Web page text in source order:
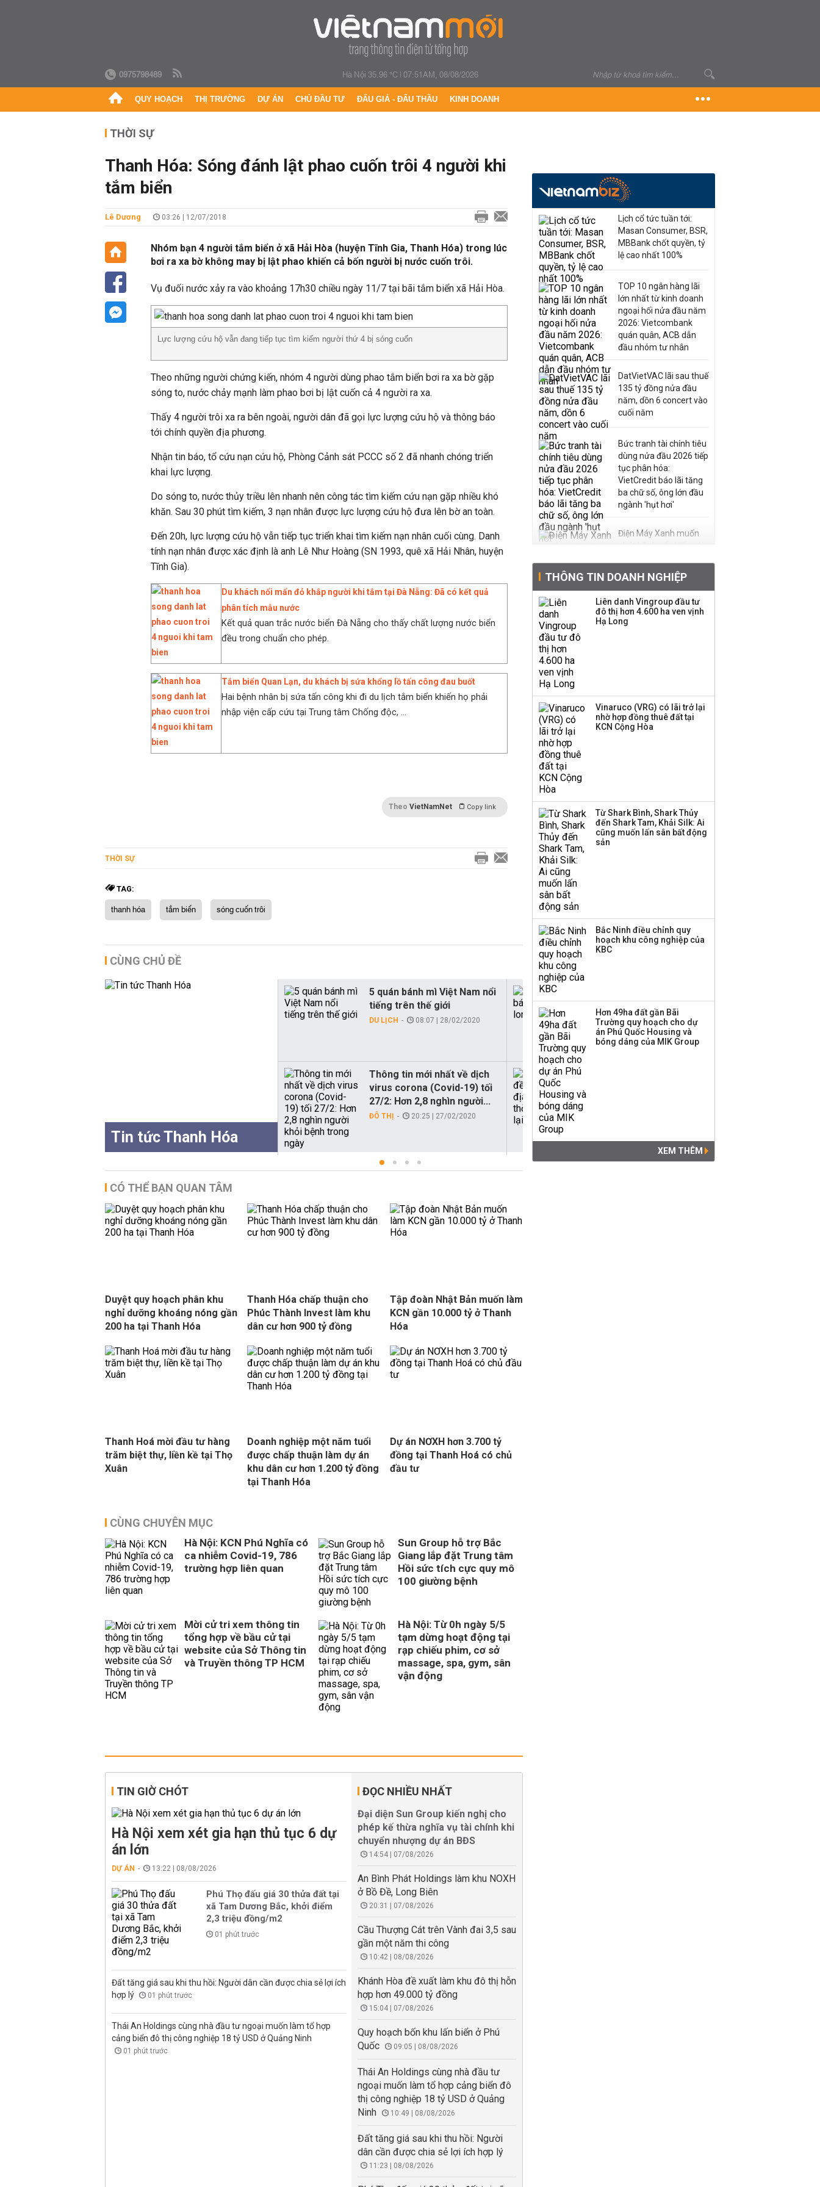
0975798489 Hà Nội 35.96 °C|07:51AM, 08/08/2026
QUY HOẠCH THỊ TRƯỜNG DỰ ÁN CHỦ ĐẦU TƯ ĐẤU GIÁ - ĐẤU THẦU KINH DOANH
THỜI SỰ
Thanh Hóa: Sóng đánh lật phao cuốn trôi 4 người khi
tắm biển
Lê Dương 03:26 | 12/07/2018
Nhóm bạn 4 người tắm biển ở xã Hải Hòa (huyện Tĩnh Gia, Thanh Hóa) trong lúc
bơi ra xa bờ không may bị lật phao khiến cả bốn người bị nước cuốn trôi.
Vụ đuối nước xảy ra vào khoảng 17h30 chiều ngày 11/7 tại bãi tắm biển xã Hải Hòa.
Lực lượng cứu hộ vẫn đang tiếp tục tìm kiếm người thứ 4 bị sóng cuốn
Theo những người chứng kiến, nhóm 4 người dùng phao tắm biển bơi ra xa bờ gặp
sóng to, nước chảy mạnh làm phao bơi bị lật cuốn cả 4 người ra xa.
Thấy 4 người trôi xa ra bên ngoài, người dân đã gọi lực lượng cứu hộ và thông báo
tới chính quyền địa phương.
Nhận tin báo, tổ cứu nạn cứu hộ, Phòng Cảnh sát PCCC số 2 đã nhanh chóng triển
khai lực lượng.
Do sóng to, nước thủy triều lên nhanh nên công tác tìm kiếm cứu nạn gặp nhiều khó
khăn. Sau 30 phút tìm kiếm, 3 nạn nhân được lực lượng cứu hộ đưa lên bờ an toàn.
Đến 20h, lực lượng cứu hộ vẫn tiếp tục triển khai tìm kiếm nạn nhân cuối cùng. Danh
tính nạn nhân được xác định là anh Lê Như Hoàng (SN 1993, quê xã Hải Nhân, huyện
Tĩnh Gia).
Du khách nổi mẩn đỏ khắp người khi tắm tại Đà Nẵng: Đã có kết quả
phân tích mẫu nước
Kết quả quan trắc nước biển Đà Nẵng cho thấy chất lượng nước biển
đều trong chuẩn cho phép.
Tắm biển Quan Lạn, du khách bị sứa khổng lồ tấn công đau buốt
Hai bệnh nhân bị sứa tấn công khi đi du lịch tắm biển khiến họ phải
nhập viện cấp cứu tại Trung tâm Chống độc, ...
Theo VietNamNet Copy link
THỜI SỰ
TAG:
thanh hóa tắm biển sóng cuốn trôi
CÙNG CHỦ ĐỀ
Tin tức Thanh Hóa
5 quán bánh mì Việt Nam nổi
tiếng trên thế giới
DU LỊCH 08:07 | 28/02/2020
thanh long xuất khẩu
TIÊU DÙNG 07:34 | 28/02/2020
Thông tin mới nhất về dịch
virus corona (Covid-19) tối
27/2: Hơn 2,8 nghìn người...
ĐÔ THỊ 20:25 | 27/02/2020
CÓ THỂ BẠN QUAN TÂM
Duyệt quy hoạch phân khu
nghỉ dưỡng khoáng nóng gần
200 ha tại Thanh Hóa
Thanh Hóa chấp thuận cho
Phúc Thành Invest làm khu
dân cư hơn 900 tỷ đồng
Tập đoàn Nhật Bản muốn làm
KCN gần 10.000 tỷ ở Thanh
Hóa
Thanh Hoá mời đầu tư hàng
trăm biệt thự, liền kề tại Thọ
Xuân
Doanh nghiệp một năm tuổi
được chấp thuận làm dự án
khu dân cư hơn 1.200 tỷ đồng
tại Thanh Hóa
Dự án NƠXH hơn 3.700 tỷ
đồng tại Thanh Hoá có chủ
đầu tư
CÙNG CHUYÊN MỤC
Hà Nội: KCN Phú Nghĩa có
ca nhiễm Covid-19, 786
trường hợp liên quan
Sun Group hỗ trợ Bắc
Giang lắp đặt Trung tâm
Hồi sức tích cực quy mô
100 giường bệnh
Mời cử tri xem thông tin
tổng hợp về bầu cử tại
website của Sở Thông tin
và Truyền thông TP HCM
Hà Nội: Từ 0h ngày 5/5
tạm dừng hoạt động tại
rạp chiếu phim, cơ sở
massage, spa, gym, sân
vận động
TIN GIỜ CHÓT
Hà Nội xem xét gia hạn thủ tục 6 dự
án lớn
DỰ ÁN 13:22 | 08/08/2026
Phú Thọ đấu giá 30 thửa đất tại
xã Tam Dương Bắc, khởi điểm
2,3 triệu đồng/m2
01 phút trước
Đất tăng giá sau khi thu hồi: Người dân cần được chia sẻ lợi ích
hợp lý
01 phút trước
Thái An Holdings cùng nhà đầu tư ngoại muốn làm tổ hợp
cảng biển đô thị công nghiệp 18 tỷ USD ở Quảng Ninh
01 phút trước
ĐỌC NHIỀU NHẤT
Đại diện Sun Group kiến nghị cho
phép kế thừa nghĩa vụ tài chính khi
chuyển nhượng dự án BĐS
14:54 | 07/08/2026
An Bình Phát Holdings làm khu NOXH
ở Bồ Đề, Long Biên
20:31 | 07/08/2026
Cầu Thượng Cát trên Vành đai 3,5 sau
gần một năm thi công
10:42 | 08/08/2026
Khánh Hòa đề xuất làm khu đô thị hỗn
hợp hơn 49.000 tỷ đồng
15:04 | 07/08/2026
Quy hoạch bốn khu lấn biển ở Phú
Quốc
09:05 | 08/08/2026
Thái An Holdings cùng nhà đầu tư
ngoại muốn làm tổ hợp cảng biển đô
thị công nghiệp 18 tỷ USD ở Quảng
Ninh
10:49 | 08/08/2026
Đất tăng giá sau khi thu hồi: Người
dân cần được chia sẻ lợi ích hợp lý
11:23 | 08/08/2026
Lịch cổ tức tuần tới:
Masan Consumer, BSR,
MBBank chốt quyền, tỷ
lệ cao nhất 100%
TOP 10 ngân hàng lãi
lớn nhất từ kinh doanh
ngoại hối nửa đầu năm
2026: Vietcombank
quán quân, ACB dẫn
đầu nhóm tư nhân
DatVietVAC lãi sau thuế
135 tỷ đồng nửa đầu
năm, dồn 6 concert vào
cuối năm
Bức tranh tài chính tiêu
dùng nửa đầu 2026 tiếp
tục phân hóa:
VietCredit báo lãi tăng
ba chữ số, ông lớn đầu
ngành 'hụt hơi'
Điện Máy Xanh muốn
phát hành cổ phiếu với
Sau nhịp điều chỉnh
mạnh, CTCK nhìn thấy
cơ hội ở nhóm cổ phiếu
thanh lý toàn bộ cửa
hàng
Công ty 100 tỷ của
Huấn Hoa Hồng bỗng
dưng ‘biến mất’, một
THÔNG TIN DOANH NGHIỆP
Liên danh Vingroup đầu tư
đô thị hơn 4.600 ha ven vịnh
Hạ Long
Vinaruco (VRG) có lãi trở lại
nhờ hợp đồng thuê đất tại
KCN Cộng Hòa
Từ Shark Bình, Shark Thủy
đến Shark Tam, Khải Silk: Ai
cũng muốn lấn sân bất động
sản
Bắc Ninh điều chỉnh quy
hoạch khu công nghiệp của
KBC
Hơn 49ha đất gần Bãi
Trường quy hoạch cho dự
án Phú Quốc Housing và
bóng dáng của MIK Group
XEM THÊM